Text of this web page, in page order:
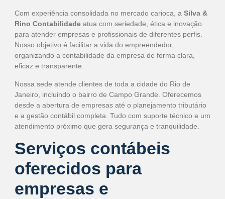
Com experiência consolidada no mercado carioca, a Silva &
Rino Contabilidadeatua com seriedade, ética e inovação
para atender empresas e profissionais de diferentes perfis.
Nosso objetivo é facilitar a vida do empreendedor,
organizando a contabilidade da empresa de forma clara,
eficaz e transparente.
Nossa sede atende clientes de toda a cidade do Rio de
Janeiro, incluindo o bairro de Campo Grande. Oferecemos
desde a abertura de empresas até o planejamento tributário
e a gestão contábil completa. Tudo com suporte técnico e um
atendimento próximo que gera segurança e tranquilidade.
Serviços contábeis
oferecidos para
empresas e